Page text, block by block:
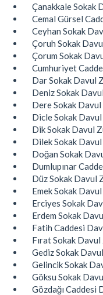
Çanakkale Sokak
Cemal Gürsel
Ceyhan Sokak
Çoruh Sokak
Çorum Sokak
Cumhuriyet
Dar Sokak Davul
Deniz Sokak
Dere Sokak
Dicle Sokak
Dik Sokak Davul
Dilek Sokak
Doğan Sokak
Dumlupınar
Düz Sokak Davul
Emek Sokak
Erciyes Sokak
Erdem Sokak
Fatih Caddesi
Fırat Sokak
Gediz Sokak
Gelincik Sokak
Göksu Sokak
Gözdağı Caddesi